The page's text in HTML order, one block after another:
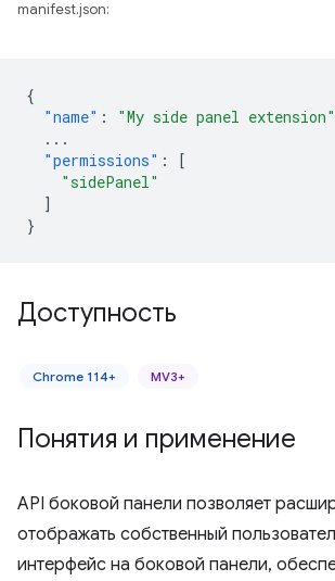
manifest.json:
{
"name" : "My side panel extension"
...
"permissions" :
[
"sidePanel"
]
}
Доступность
Chrome 114+ MV3+
Понятия и применение
API боковой панели позволяет
отображать собственный
интерфейс на боковой панели,